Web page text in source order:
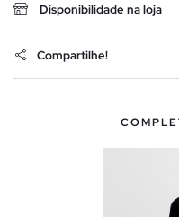
Disponibilidade na loja
Compartilhe!